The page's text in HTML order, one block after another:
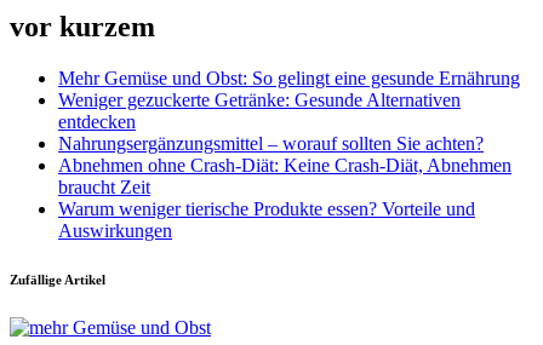
vor kurzem
Mehr Gemüse und Obst: So gelingt eine gesunde Ernährung
Weniger gezuckerte Getränke: Gesunde Alternativen
entdecken
Nahrungsergänzungsmittel – worauf sollten Sie achten?
Abnehmen ohne Crash-Diät: Keine Crash-Diät, Abnehmen
braucht Zeit
Warum weniger tierische Produkte essen? Vorteile und
Auswirkungen
Zufällige Artikel